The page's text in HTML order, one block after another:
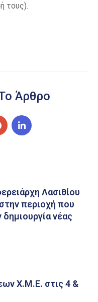
τους).
Άρθρο
Λασιθίου
περιοχή που
δημιουργία νέας
Χ.Μ.Ε. στις 4 &